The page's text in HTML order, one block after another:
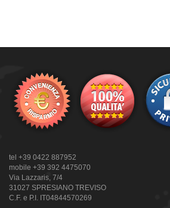
DETTAGLI
tel +39 0422 887952
mobile +39 392 4475070
Via Lazzaris, 7/4
31027 SPRESIANO TREVISO
C.F. e P.I. IT04844570269